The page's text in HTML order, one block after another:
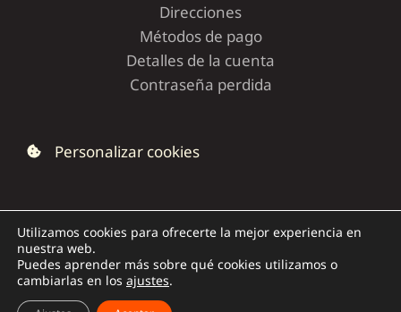
Direcciones
Métodos de pago
Detalles de la cuenta
Contraseña perdida
Personalizar cookies
Copyright © 2026 | Dolce Capriccio
Utilizamos cookies para ofrecerte la mejor experiencia en
nuestra web.
Puedes aprender más sobre qué cookies utilizamos o
cambiarlas en los ajustes.